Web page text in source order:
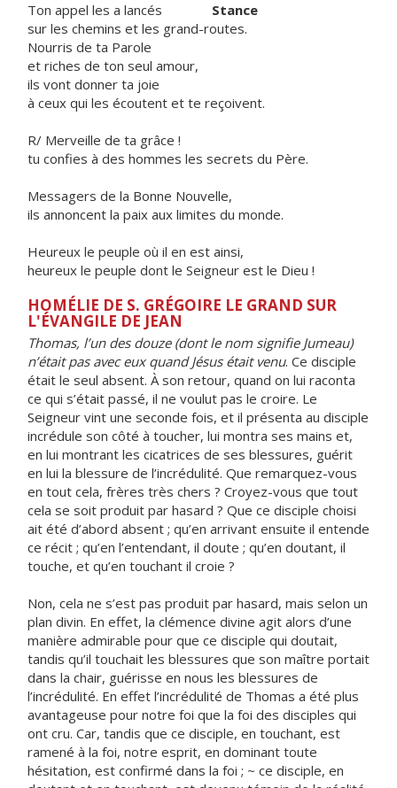
Ton appel les a lancés Stance
sur les chemins et les grand-routes.
Nourris de ta Parole
et riches de ton seul amour,
ils vont donner ta joie
à ceux qui les écoutent et te reçoivent.
R/ Merveille de ta grâce !
tu confies à des hommes les secrets du Père.
Messagers de la Bonne Nouvelle,
ils annoncent la paix aux limites du monde.
Heureux le peuple où il en est ainsi,
heureux le peuple dont le Seigneur est le Dieu !
HOMÉLIE DE S. GRÉGOIRE LE GRAND SUR
L'ÉVANGILE DE JEAN
Thomas, l’un des douze (dont le nom signifie Jumeau)
n’était pas avec eux quand Jésus était venu. Ce disciple
était le seul absent. À son retour, quand on lui raconta
ce qui s’était passé, il ne voulut pas le croire. Le
Seigneur vint une seconde fois, et il présenta au disciple
incrédule son côté à toucher, lui montra ses mains et,
en lui montrant les cicatrices de ses blessures, guérit
en lui la blessure de l’incrédulité. Que remarquez-vous
en tout cela, frères très chers ? Croyez-vous que tout
cela se soit produit par hasard ? Que ce disciple choisi
ait été d’abord absent ; qu’en arrivant ensuite il entende
ce récit ; qu’en l’entendant, il doute ; qu’en doutant, il
touche, et qu’en touchant il croie ?
Non, cela ne s’est pas produit par hasard, mais selon un
plan divin. En effet, la clémence divine agit alors d’une
manière admirable pour que ce disciple qui doutait,
tandis qu’il touchait les blessures que son maître portait
dans la chair, guérisse en nous les blessures de
l’incrédulité. En effet l’incrédulité de Thomas a été plus
avantageuse pour notre foi que la foi des disciples qui
ont cru. Car, tandis que ce disciple, en touchant, est
ramené à la foi, notre esprit, en dominant toute
hésitation, est confirmé dans la foi ; ~ ce disciple, en